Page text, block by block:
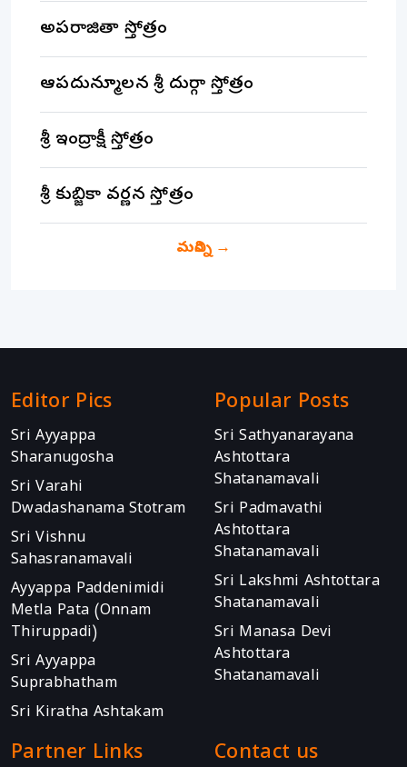
అపరాజితా స్తోత్రం
ఆపదున్మూలన శ్రీ దుర్గా స్తోత్రం
శ్రీ ఇంద్రాక్షీ స్తోత్రం
శ్రీ కుబ్జికా వర్ణన స్తోత్రం
మరిన్ని→
Editor Pics
Sri Ayyappa
Sharanugosha
Sri Varahi
Dwadashanama Stotram
Sri Vishnu
Sahasranamavali
Ayyappa Paddenimidi
Metla Pata (Onnam
Thiruppadi)
Sri Ayyappa
Suprabhatham
Sri Kiratha Ashtakam
Popular Posts
Sri Sathyanarayana
Ashtottara
Shatanamavali
Sri Padmavathi
Ashtottara
Shatanamavali
Sri Lakshmi Ashtottara
Shatanamavali
Sri Manasa Devi
Ashtottara
Shatanamavali
Partner Links Contact us